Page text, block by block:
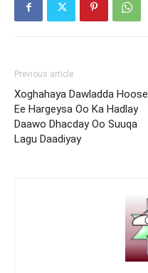
Previous article
Xoghahaya Dawladda Hoose
Ee Hargeysa Oo Ka Hadlay
Daawo Dhacday Oo Suuqa
Lagu Daadiyay